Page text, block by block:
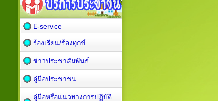
E-service
ร้องเรียน/ร้องทุกข์
ข่าวประชาสัมพันธ์
คู่มือประชาชน
คู่มือหรือแนวทางการปฏิบัติ